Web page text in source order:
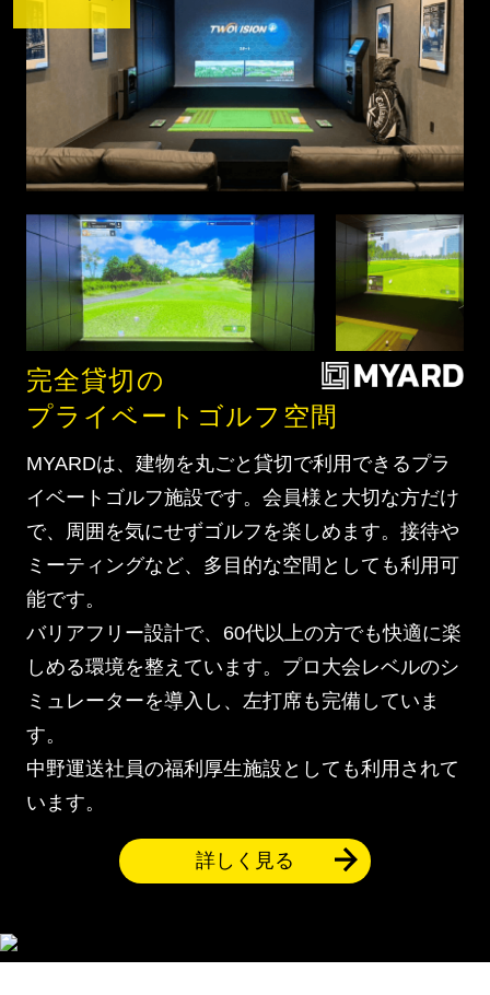
完全貸切の
プライベートゴルフ空間
MYARDは、建物を丸ごと貸切で利用できるプラ
イベートゴルフ施設です。会員様と大切な方だけ
で、周囲を気にせずゴルフを楽しめます。接待や
ミーティングなど、多目的な空間としても利用可
能です。
バリアフリー設計で、60代以上の方でも快適に楽
しめる環境を整えています。プロ大会レベルのシ
ミュレーターを導入し、左打席も完備していま
す。
中野運送社員の福利厚生施設としても利用されて
います。
詳しく見る